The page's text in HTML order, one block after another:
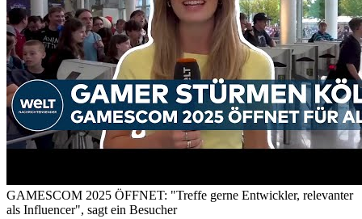
GAMESCOM 2025 ÖFFNET: "Treffe gerne Entwickler, relevanter
als Influencer", sagt ein Besucher